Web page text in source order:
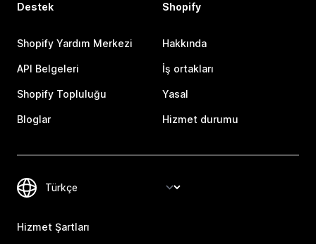
Destek
Shopify Yardım Merkezi
API Belgeleri
Shopify Topluluğu
Bloglar
Shopify
Hakkında
İş ortakları
Yasal
Hizmet durumu
Hizmet Şartları